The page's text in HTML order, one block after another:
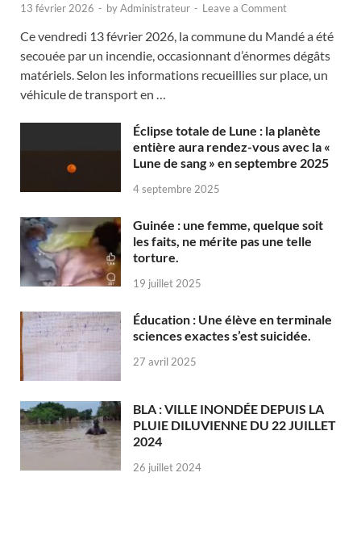
13 février 2026 - byAdministrateur - Leave a Comment
Ce vendredi 13 février 2026, la commune du Mandé a été
secouée par un incendie, occasionnant d’énormes dégâts
matériels. Selon les informations recueillies sur place, un
véhicule de transport en …
Éclipse totale de Lune : la planète
entière aura rendez-vous avec la «
Lune de sang » en septembre 2025
4 septembre 2025
Guinée : une femme, quelque soit
les faits, ne mérite pas une telle
torture.
19 juillet 2025
Éducation : Une élève en terminale
sciences exactes s’est suicidée.
27 avril 2025
BLA : VILLE INONDÉE DEPUIS LA
PLUIE DILUVIENNE DU 22 JUILLET
2024
26 juillet 2024